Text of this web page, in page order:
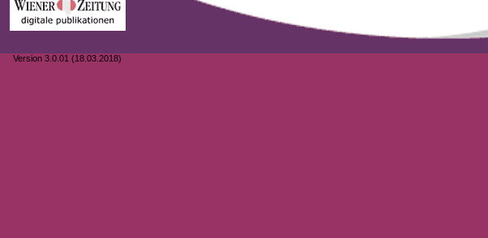
Version 3.0.01 (18.03.2018)